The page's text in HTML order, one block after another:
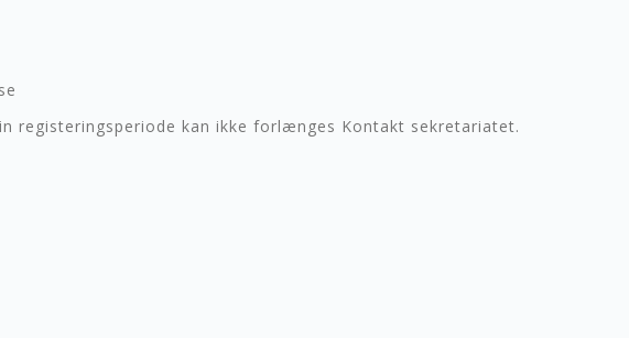
registeringsperiode kan ikke forlænges Kontakt sekretariatet.